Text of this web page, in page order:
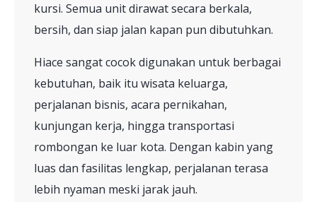
kursi. Semua unit dirawat secara berkala,
bersih, dan siap jalan kapan pun dibutuhkan.
Hiace sangat cocok digunakan untuk berbagai
kebutuhan, baik itu wisata keluarga,
perjalanan bisnis, acara pernikahan,
kunjungan kerja, hingga transportasi
rombongan ke luar kota. Dengan kabin yang
luas dan fasilitas lengkap, perjalanan terasa
lebih nyaman meski jarak jauh.